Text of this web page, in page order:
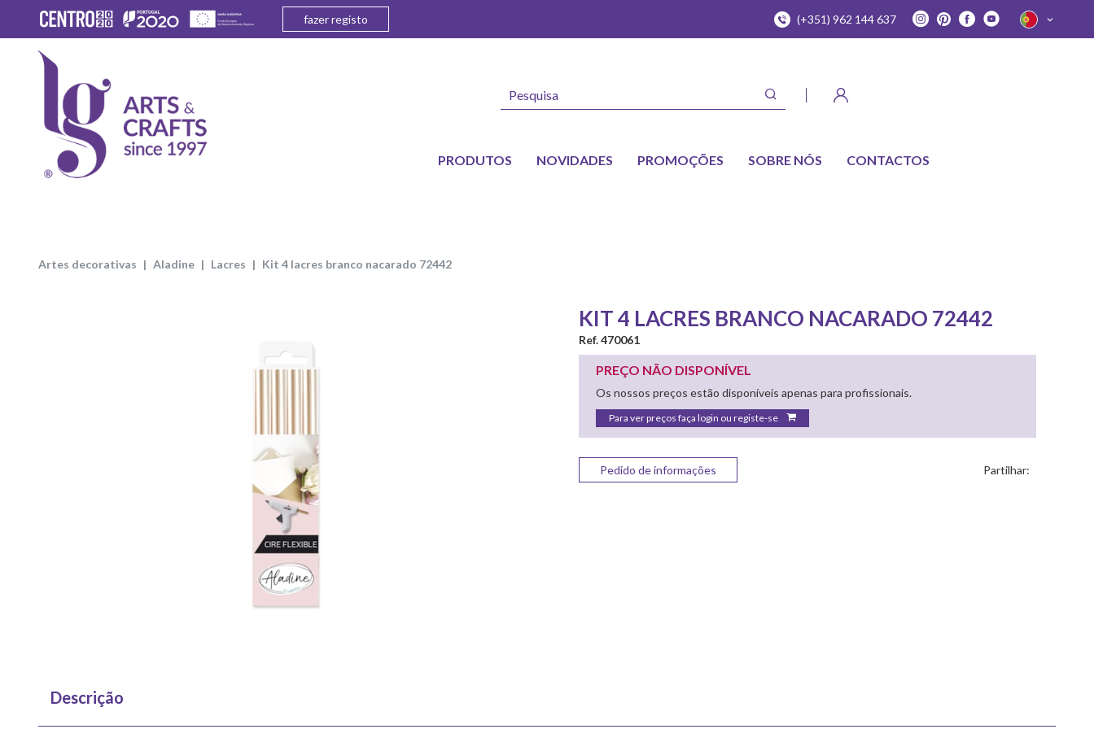
fazer registo (+351) 962 144 637
PRODUTOS NOVIDADES PROMOÇÕES SOBRE NÓS CONTACTOS
artes decorativas aladine lacres kit 4 lacres branco nacarado 72442
KIT 4 LACRES BRANCO NACARADO 72442
Ref. 470061
PREÇO NÃO DISPONÍVEL
Os nossos preços estão disponíveis apenas para profissionais.
Para ver preços faça login ou registe-se
Pedido de informações Partilhar:
Descrição